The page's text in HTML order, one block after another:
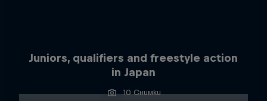
Juniors, qualifiers and freestyle action
in Japan
10 Снимки